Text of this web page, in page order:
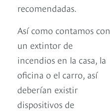
recomendadas.
Así como contamos con
un extintor de
incendios en la casa, la
oficina o el carro, así
deberían existir
dispositivos de